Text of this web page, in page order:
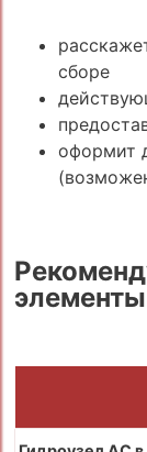
сборе
оформит
элементы